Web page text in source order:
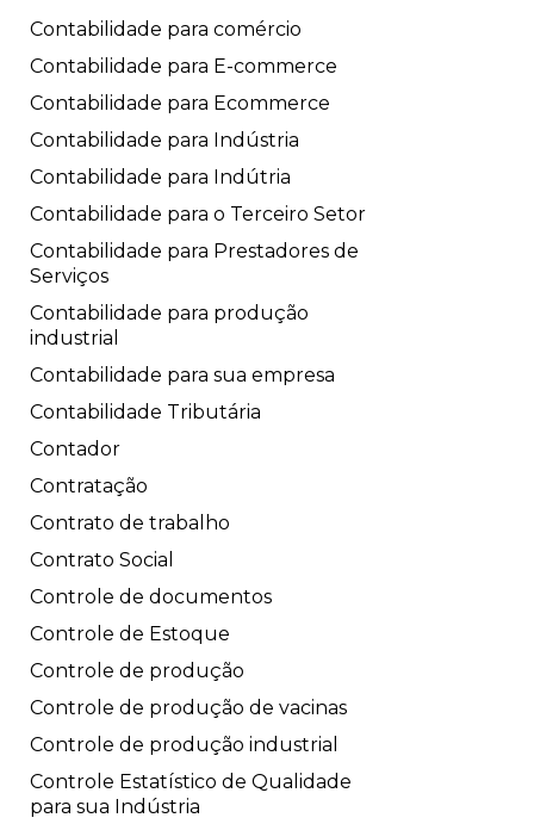
Contabilidade para comércio
Contabilidade para E-commerce
Contabilidade para Ecommerce
Contabilidade para Indústria
Contabilidade para Indútria
Contabilidade para o Terceiro Setor
Contabilidade para Prestadores de
Serviços
Contabilidade para produção
industrial
Contabilidade para sua empresa
Contabilidade Tributária
Contador
Contratação
Contrato de trabalho
Contrato Social
Controle de documentos
Controle de Estoque
Controle de produção
Controle de produção de vacinas
Controle de produção industrial
Controle Estatístico de Qualidade
para sua Indústria